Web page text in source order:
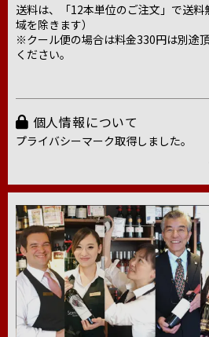
送料は、「12本単位のご注文」で送
域を除きます）
※クール便の場合は料金330円は別途
ください。
個人情報について
プライバシーマーク取得しました。